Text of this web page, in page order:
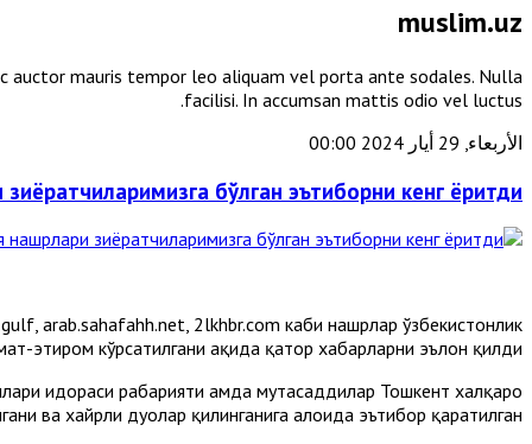
muslim.uz
auctor mauris tempor leo aliquam vel porta ante sodales. Nulla
facilisi. In accumsan mattis odio vel luctus.
الأربعاء, 29 أيار 2024 00:00
бўлган эътиборни кенг ёритди
arab.sahafahh.net, 2lkhbr.com каби нашрлар ўзбекистонлик
эҳтиром кўрсатилгани ҳақида қатор хабарларни эълон қилди.
идораси раҳбарияти ҳамда мутасаддилар Тошкент халқаро
ва хайрли дуолар қилинганига алоҳида эътибор қаратилган.